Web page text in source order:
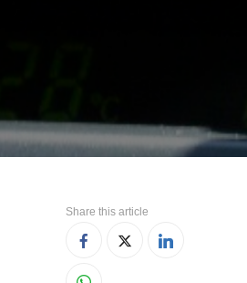
Share this article